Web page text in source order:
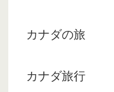
カナダの旅
カナダ旅行